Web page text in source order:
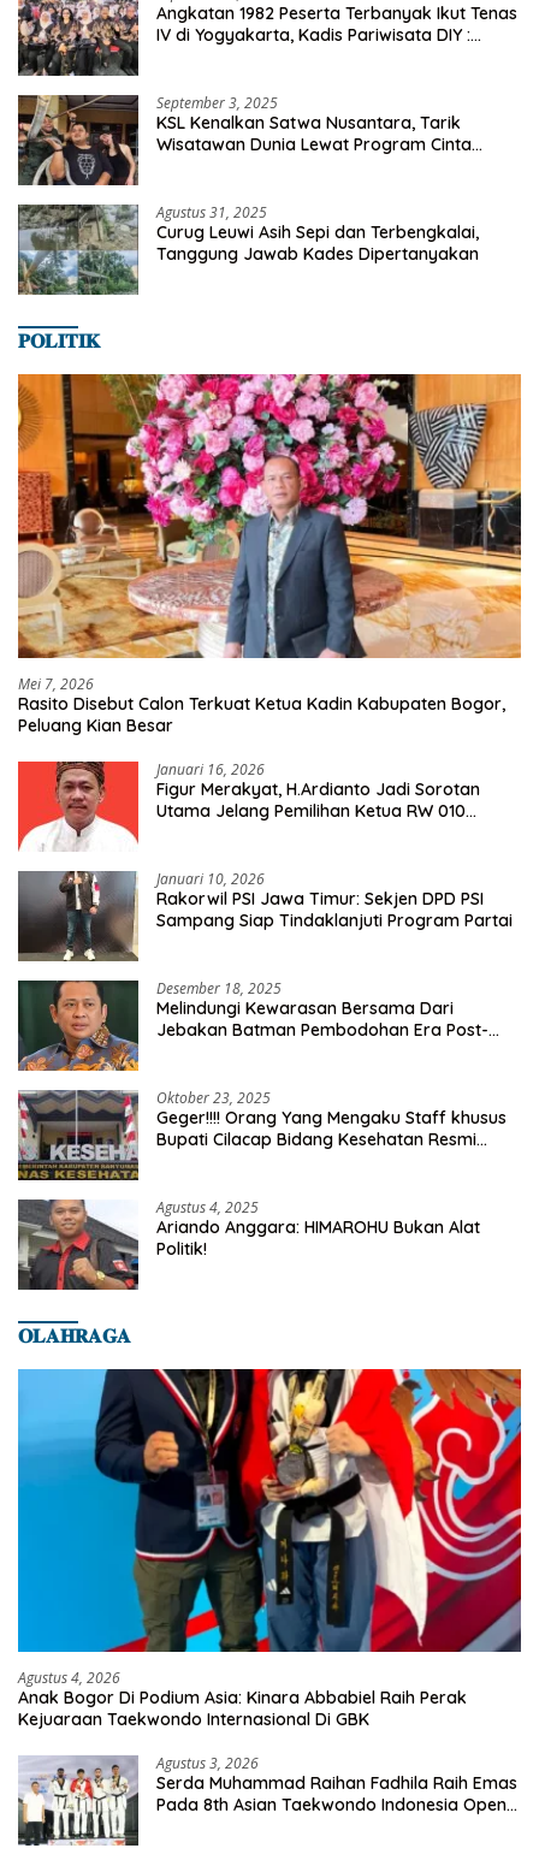
Angkatan 1982 Peserta Terbanyak Ikut Tenas
IV di Yogyakarta, Kadis Pariwisata DIY :
September 3, 2025
KSL Kenalkan Satwa Nusantara, Tarik
Wisatawan Dunia Lewat Program Cinta
Agustus 31, 2025
Curug Leuwi Asih Sepi dan Terbengkalai,
Tanggung Jawab Kades Dipertanyakan
𝐏𝐎𝐋𝐈𝐓𝐈𝐊
Mei 7, 2026
Rasito Disebut Calon Terkuat Ketua Kadin Kabupaten Bogor,
Peluang Kian Besar
Januari 16, 2026
Figur Merakyat, H.Ardianto Jadi Sorotan
Utama Jelang Pemilihan Ketua RW 010
Januari 10, 2026
Rakorwil PSI Jawa Timur: Sekjen DPD PSI
Sampang Siap Tindaklanjuti Program Partai
Desember 18, 2025
Melindungi Kewarasan Bersama Dari
Jebakan Batman Pembodohan Era Post-
Oktober 23, 2025
Geger!!!! Orang Yang Mengaku Staff khusus
Bupati Cilacap Bidang Kesehatan Resmi
Agustus 4, 2025
Ariando Anggara: HIMAROHU Bukan Alat
Politik!
𝐎𝐋𝐀𝐇𝐑𝐀𝐆𝐀
Agustus 4, 2026
Anak Bogor Di Podium Asia: Kinara Abbabiel Raih Perak
Kejuaraan Taekwondo Internasional Di GBK
Agustus 3, 2026
Serda Muhammad Raihan Fadhila Raih Emas
Pada 8th Asian Taekwondo Indonesia Open